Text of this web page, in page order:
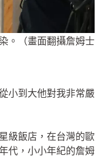
。（畫面翻攝詹姆士
小到大他對我非常嚴
級飯店，在台灣的歐
代，小小年紀的詹姆